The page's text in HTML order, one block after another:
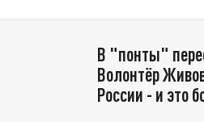
В "понты"
Волонтёр
России - и это